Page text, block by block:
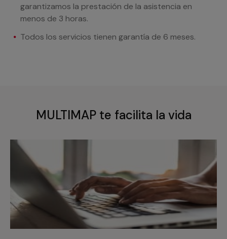
garantizamos la prestación de la asistencia en
menos de 3 horas.
Todos los servicios tienen garantía de 6 meses.
MULTIMAP te facilita la vida